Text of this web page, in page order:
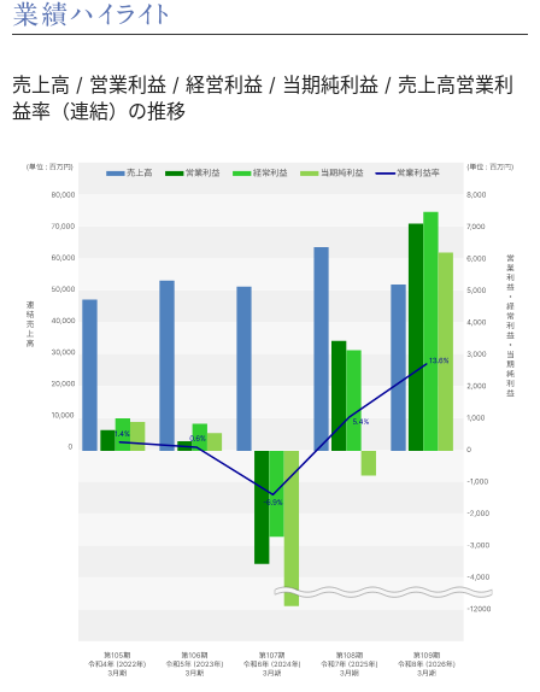
業績ハイライト
売上高 / 営業利益 / 経営利益 / 当期純利益 / 売上高営業利
益率（連結）の推移